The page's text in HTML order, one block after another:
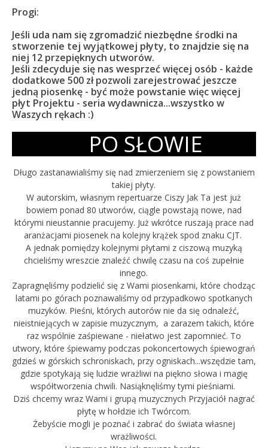
Progi:
Jeśli uda nam się zgromadzić niezbędne środki na
stworzenie tej wyjątkowej płyty, to znajdzie się na
niej 12 przepięknych utworów.
Jeśli zdecyduje się nas wesprzeć więcej osób - każde
dodatkowe 500 zł pozwoli zarejestrować jeszcze
jedną piosenkę - być może powstanie więc więcej
płyt Projektu - seria wydawnicza...wszystko w
Waszych rękach :)
PO SŁOWIE
Długo zastanawialiśmy się nad zmierzeniem się z powstaniem
takiej płyty.
W autorskim, własnym repertuarze Ciszy Jak Ta jest już
bowiem ponad 80 utworów, ciągle powstają nowe, nad
którymi nieustannie pracujemy. Już wkrótce ruszają prace nad
aranżacjami piosenek na kolejny krążek spod znaku CJT.
A jednak pomiędzy kolejnymi płytami z ciszową muzyką
chcieliśmy wreszcie znaleźć chwilę czasu na coś zupełnie
innego.
Zapragnęliśmy podzielić się z Wami piosenkami, które chodząc
latami po górach poznawaliśmy od przypadkowo spotkanych
muzyków. Pieśni, których autorów nie da się odnaleźć,
nieistniejących w zapisie muzycznym, a zarazem takich, które
raz wspólnie zaśpiewane - niełatwo jest zapomnieć. To
utwory, które śpiewamy podczas pokoncertowych śpiewograń
gdzieś w górskich schroniskach, przy ogniskach...wszędzie tam,
gdzie spotykają się ludzie wrażliwi na piękno słowa i magię
współtworzenia chwili. Nasiąknęliśmy tymi pieśniami.
Dziś chcemy wraz Wami i grupą muzycznych Przyjaciół nagrać
płytę w hołdzie ich Twórcom.
Żebyście mogli je poznać i zabrać do świata własnej
wrażliwości.